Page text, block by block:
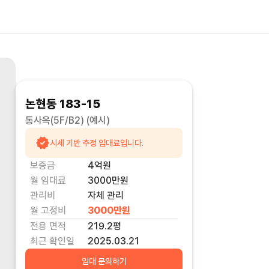
논현동 183-15
통사옥(5F/B2) (예시)
시세 기반 추정 임대료입니다.
보증금 4억원
월 임대료
3000만원
관리비
자체 관리
월 고정비
3000만원
전용 면적
219.2평
최근 확인일
2025.03.21
임대 문의하기